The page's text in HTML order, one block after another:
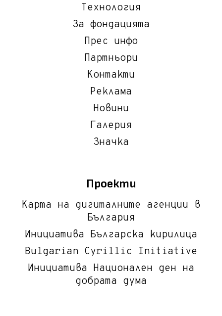
Технология
За фондацията
Прес инфо
Партньори
Контакти
Реклама
Новини
Галерия
Значка
Проекти
Карта на дигиталните агенции в
България
Инициатива Българска кирилица
Bulgarian Cyrillic Initiative
Инициатива Национален ден на
добрата дума